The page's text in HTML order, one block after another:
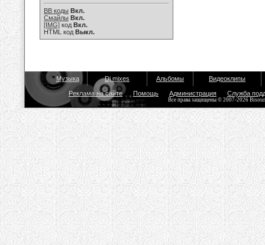
BB коды Вкл.
Смайлы Вкл.
[IMG] код Вкл.
HTML код Выкл.
Музыка Dj mixes Альбомы Видеоклипы
Реклама на сайте Помощь Администрация Служба
Все права защищены © 2007-2026